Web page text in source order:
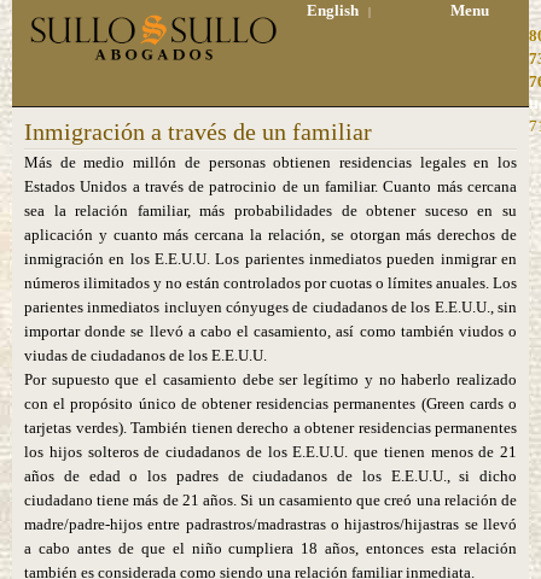
English |
Menu
Inmigración a través de un familiar
Más de medio millón de personas obtienen residencias legales en los
Estados Unidos a través de patrocinio de un familiar. Cuanto más cercana
sea la relación familiar, más probabilidades de obtener suceso en su
aplicación y cuanto más cercana la relación, se otorgan más derechos de
inmigración en los E.E.U.U. Los parientes inmediatos pueden inmigrar en
números ilimitados y no están controlados por cuotas o límites anuales. Los
parientes inmediatos incluyen cónyuges de ciudadanos de los E.E.U.U., sin
importar donde se llevó a cabo el casamiento, así como también viudos o
viudas de ciudadanos de los E.E.U.U.
Por supuesto que el casamiento debe ser legítimo y no haberlo realizado
con el propósito único de obtener residencias permanentes (Green cards o
tarjetas verdes). También tienen derecho a obtener residencias permanentes
los hijos solteros de ciudadanos de los E.E.U.U. que tienen menos de 21
años de edad o los padres de ciudadanos de los E.E.U.U., si dicho
ciudadano tiene más de 21 años. Si un casamiento que creó una relación de
madre/padre-hijos entre padrastros/madrastras o hijastros/hijastras se llevó
a cabo antes de que el niño cumpliera 18 años, entonces esta relación
también es considerada como siendo una relación familiar inmediata.